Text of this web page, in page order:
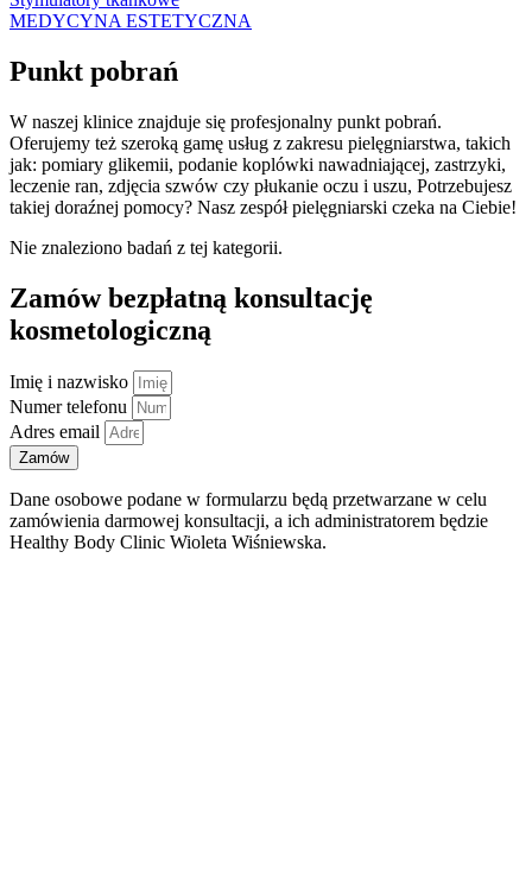
MEDYCYNA ESTETYCZNA
Punkt pobrań
W naszej klinice znajduje się profesjonalny punkt pobrań.
Oferujemy też szeroką gamę usług z zakresu pielęgniarstwa, takich
jak: pomiary glikemii, podanie koplówki nawadniającej, zastrzyki,
leczenie ran, zdjęcia szwów czy płukanie oczu i uszu, Potrzebujesz
takiej doraźnej pomocy? Nasz zespół pielęgniarski czeka na Ciebie!
Nie znaleziono badań z tej kategorii.
Zamów bezpłatną konsultację
kosmetologiczną
Imię i nazwisko
Numer telefonu
Adres email
Zamów
Dane osobowe podane w formularzu będą przetwarzane w celu
zamówienia darmowej konsultacji, a ich administratorem będzie
Healthy Body Clinic Wioleta Wiśniewska.